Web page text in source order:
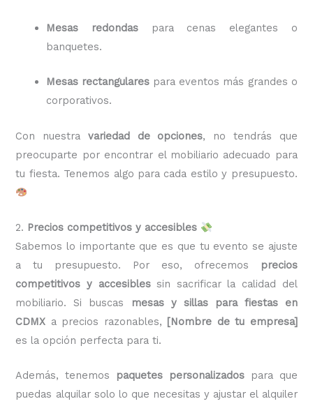
Mesas redondaspara cenas elegantes o
banquetes.
Mesas rectangulares para eventos más grandes o
corporativos.
Con nuestra variedad de opciones, no tendrás que
preocuparte por encontrar el mobiliario adecuado para
tu fiesta. Tenemos algo para cada estilo y presupuesto.
2. Precios competitivos y accesibles
Sabemos lo importante que es que tu evento se ajuste
a tu presupuesto. Por eso, ofrecemos
precios
competitivos y accesiblessin sacrificar la calidad del
mobiliario. Si buscas
mesas y sillas para fiestas en
CDMX a precios razonables, [Nombre de tu empresa]
es la opción perfecta para ti.
Además, tenemos paquetes personalizadospara que
puedas alquilar solo lo que necesitas y ajustar el alquiler